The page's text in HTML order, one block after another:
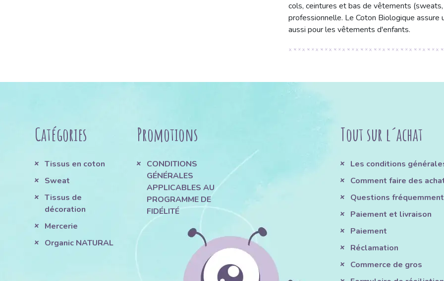
cols, ceintures et bas de vêtements
professionnelle. Le Coton Biologique
aussi pour les vêtements d'enfants.
Catégories
Tissus en coton
Sweat
Tissus de
décoration
Mercerie
Organic NATURAL
Promotions
CONDITIONS
GÉNÉRALES
APPLICABLES AU
PROGRAMME DE
FIDÉLITÉ
Tout sur l´achat
Les conditions
Comment faire des
Questions
Paiement et livraison
Paiement
Réclamation
Commerce de gros